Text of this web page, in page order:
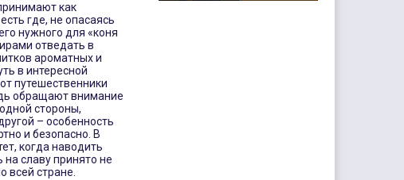
как
где, не опасаясь
нужного для «коня
отведать в
ароматных и
в интересной
путешественники
обращают внимание
стороны,
– особенность
и безопасно. В
когда наводить
славу принято не
всей стране.